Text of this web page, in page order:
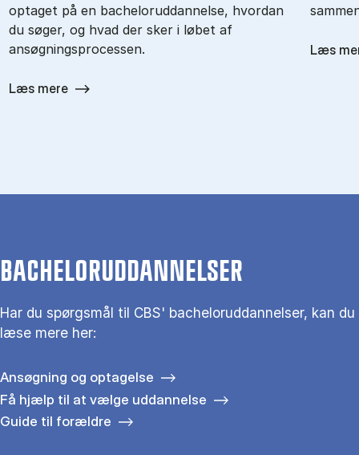
optaget på en bacheloruddannelse, hvordan
du søger, og hvad der sker i løbet af
ansøgningsprocessen.
Læs mere
Læs
BACHELORUDDANNELSER
Har du spørgsmål til CBS' bacheloruddannelser, kan du
læse mere her:
Ansøgning og optagelse
Få hjælp til at vælge uddannelse
Guide til forældre